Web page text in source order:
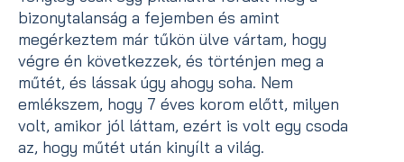
bizonytalanság a fejemben és amint
megérkeztem már tűkön ülve vártam, hogy
végre én következzek, és történjen meg a
műtét, és lássak úgy ahogy soha. Nem
emlékszem, hogy 7 éves korom előtt, milyen
volt, amikor jól láttam, ezért is volt egy csoda
az, hogy műtét után kinyílt a világ.